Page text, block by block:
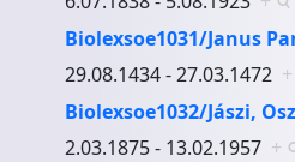
Biolexsoe1031/Janus
29.08.1434 - 27.03.1472 +
Biolexsoe1032/Jászi,
2.03.1875 - 13.02.1957 +